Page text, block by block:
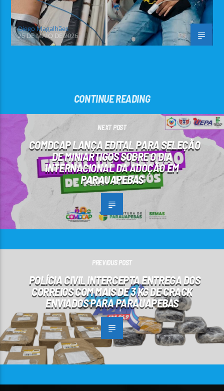
Diego Magalhães
25 DE MAIO DE 2026
CONTINUE READING
NEXT POST
COMDCAP LANÇA EDITAL PARA SELEÇÃO
DE MINIARTIGOS SOBRE O DIA
INTERNACIONAL DA ADOÇÃO EM
PARAUAPEBAS
PREVIOUS POST
POLÍCIA CIVIL INTERCEPTA ENTREGA DOS
CORREIOS COM MAIS DE 3 KG DE CRACK
ENVIADOS PARA PARAUAPEBAS